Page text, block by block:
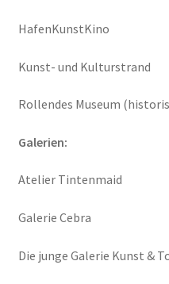
HafenKunstKino
Kunst- und Kulturstrand
Rollendes Museum
Galerien:
Atelier Tintenmaid
Galerie Cebra
Die junge Galerie Kunst &